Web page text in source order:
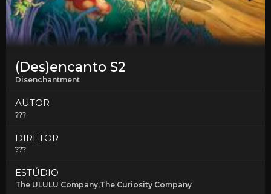
(Des)encanto S2
Disenchantment
AUTOR
???
DIRETOR
???
ESTÚDIO
The ULULU Company,The Curiosity Company